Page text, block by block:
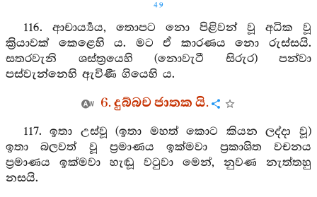
49
116. ආචාර්‍ය්‍යය, තොපට නො පිළිවන් වූ අධික වූ
ක්‍රියාවක් කෙළෙහි ය. මට ඒ කාරණය නො රුස්සයි.
සතරවැනි ශස්ත්‍රයෙහි (නොවැටී සිරුර) පන්වා
පස්වැන්නෙහි ඇවිණී ගියෙහි ය.
6. දුබ්බච ජාතක යි.
117. ඉතා උස්වූ (ඉතා මහත් කොට කියන ලද්දා වූ)
ඉතා බලවත් වූ ප්‍රමාණය ඉක්මවා ප්‍රකාශිත වචනය
ප්‍රමාණය ඉක්මවා හැඬූ වටුවා මෙන්, නුවණ නැත්තහු
නසයි.